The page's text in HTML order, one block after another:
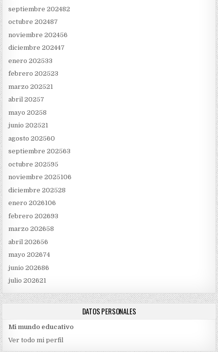
septiembre 202482
octubre 202487
noviembre 202456
diciembre 202447
enero 202533
febrero 202523
marzo 202521
abril 20257
mayo 20258
junio 202521
agosto 202560
septiembre 202563
octubre 202595
noviembre 2025106
diciembre 202528
enero 2026106
febrero 202693
marzo 202658
abril 202656
mayo 202674
junio 202686
julio 202621
DATOS PERSONALES
Mi mundo educativo
Ver todo mi perfil